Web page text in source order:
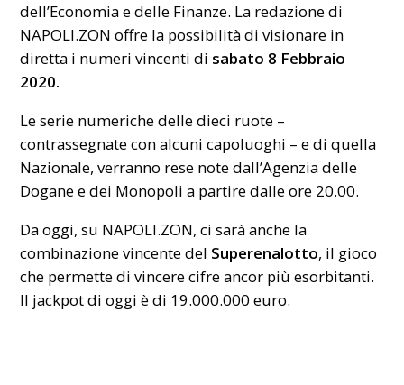
dell’Economia e delle Finanze. La redazione di
NAPOLI.ZON offre la possibilità di visionare in
diretta i numeri vincenti di sabato 8 Febbraio
2020.
Le serie numeriche delle dieci ruote –
contrassegnate con alcuni capoluoghi – e di quella
Nazionale, verranno rese note dall’Agenzia delle
Dogane e dei Monopoli a partire dalle ore 20.00.
Da oggi, su NAPOLI.ZON, ci sarà anche la
combinazione vincente del Superenalotto, il gioco
che permette di vincere cifre ancor più esorbitanti.
Il jackpot di oggi è di 19.000.000 euro.